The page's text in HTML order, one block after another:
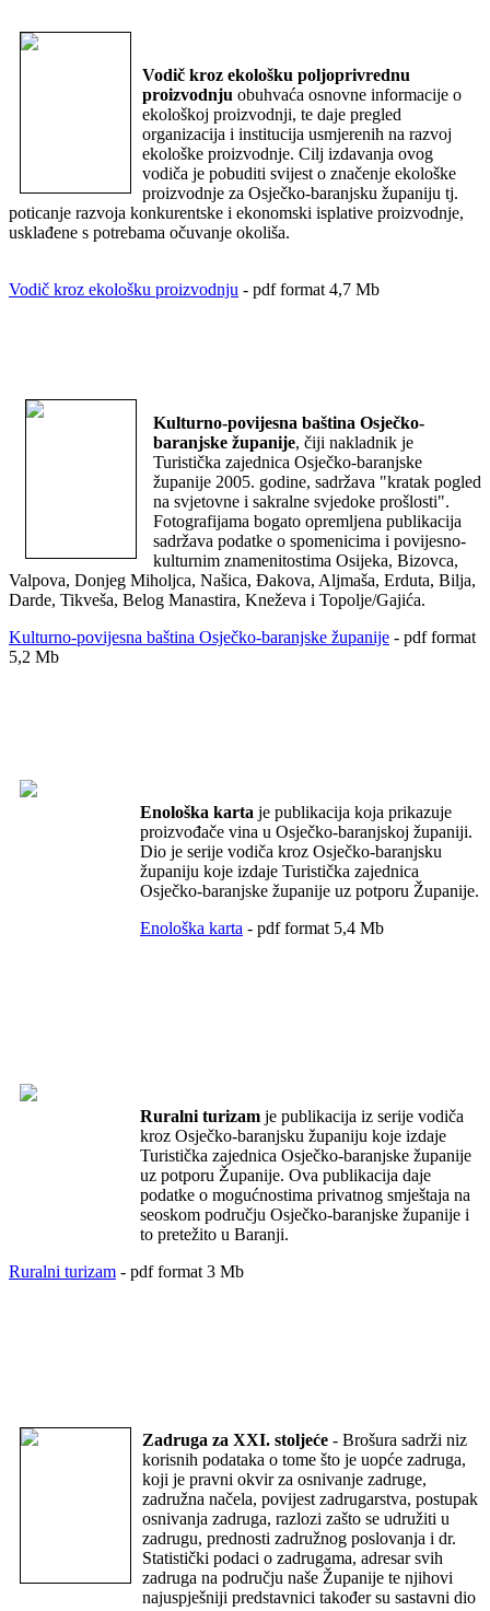
Vodič kroz ekološku poljoprivrednu
proizvodnju obuhvaća osnovne informacije o
ekološkoj proizvodnji, te daje pregled
organizacija i institucija usmjerenih na razvoj
ekološke proizvodnje. Cilj izdavanja ovog
vodiča je pobuditi svijest o značenje ekološke
proizvodnje za Osječko-baranjsku županiju tj.
poticanje razvoja konkurentske i ekonomski isplative proizvodnje,
usklađene s potrebama očuvanje okoliša.
Vodič kroz ekološku proizvodnju - pdf format 4,7 Mb
Kulturno-povijesna baština Osječko-
baranjske županije, čiji nakladnik je
Turistička zajednica Osječko-baranjske
županije 2005. godine, sadržava "kratak pogled
na svjetovne i sakralne svjedoke prošlosti".
Fotografijama bogato opremljena publikacija
sadržava podatke o spomenicima i povijesno-
kulturnim znamenitostima Osijeka, Bizovca,
Valpova, Donjeg Miholjca, Našica, Đakova, Aljmaša, Erduta, Bilja,
Darde, Tikveša, Belog Manastira, Kneževa i Topolje/Gajića.
Kulturno-povijesna baština Osječko-baranjske županije - pdf format
5,2 Mb
Enološka karta je publikacija koja prikazuje
proizvođače vina u Osječko-baranjskoj županiji.
Dio je serije vodiča kroz Osječko-baranjsku
županiju koje izdaje Turistička zajednica
Osječko-baranjske županije uz potporu Županije.
Enološka karta - pdf format 5,4 Mb
Ruralni turizam je publikacija iz serije vodiča
kroz Osječko-baranjsku županiju koje izdaje
Turistička zajednica Osječko-baranjske županije
uz potporu Županije. Ova publikacija daje
podatke o mogućnostima privatnog smještaja na
seoskom području Osječko-baranjske županije i
to pretežito u Baranji.
Ruralni turizam - pdf format 3 Mb
Zadruga za XXI. stoljeće - Brošura sadrži niz
korisnih podataka o tome što je uopće zadruga,
koji je pravni okvir za osnivanje zadruge,
zadružna načela, povijest zadrugarstva, postupak
osnivanja zadruga, razlozi zašto se udružiti u
zadrugu, prednosti zadružnog poslovanja i dr.
Statistički podaci o zadrugama, adresar svih
zadruga na području naše Županije te njihovi
najuspješniji predstavnici također su sastavni dio